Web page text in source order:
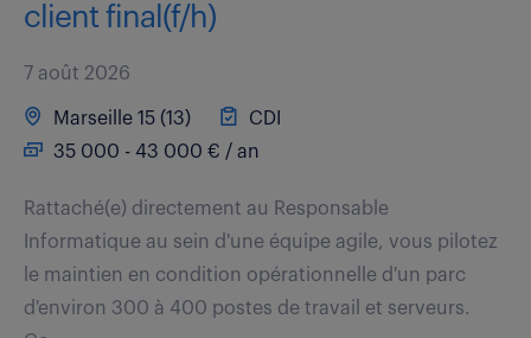
client final(f/h)
7 août 2026
Marseille 15 (13)
CDI
35 000 - 43 000 € / an
Rattaché(e) directement au Responsable
Informatique au sein d'une équipe agile, vous pilotez
le maintien en condition opérationnelle d'un parc
d'environ 300 à 400 postes de travail et serveurs.